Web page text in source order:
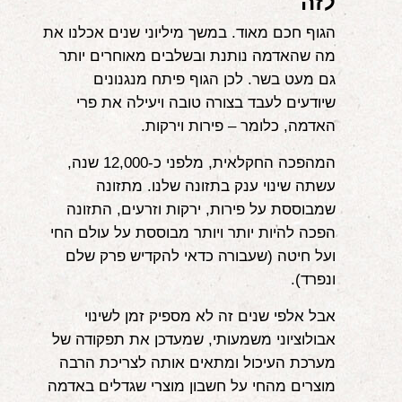
הגוף חכם מאוד. במשך מיליוני שנים אכלנו את
מה שהאדמה נותנת ובשלבים מאוחרים יותר
גם מעט בשר. לכן הגוף פיתח מנגנונים
שיודעים לעבד בצורה טובה ויעילה את פרי
האדמה, כלומר – פירות וירקות.
המהפכה החקלאית, מלפני כ-12,000 שנה,
עשתה שינוי ענק בתזונה שלנו. מתזונה
שמבוססת על פירות, ירקות וזרעים, התזונה
הפכה להיות יותר ויותר מבוססת על עולם החי
ועל חיטה (שעבורה כדאי להקדיש פרק שלם
ונפרד).
אבל אלפי שנים זה לא מספיק זמן לשינוי
אבולוציוני משמעותי, שמעדכן את תפקודה של
מערכת העיכול ומתאים אותה לצריכת הרבה
מוצרים מהחי על חשבון מוצרי שגדלים באדמה